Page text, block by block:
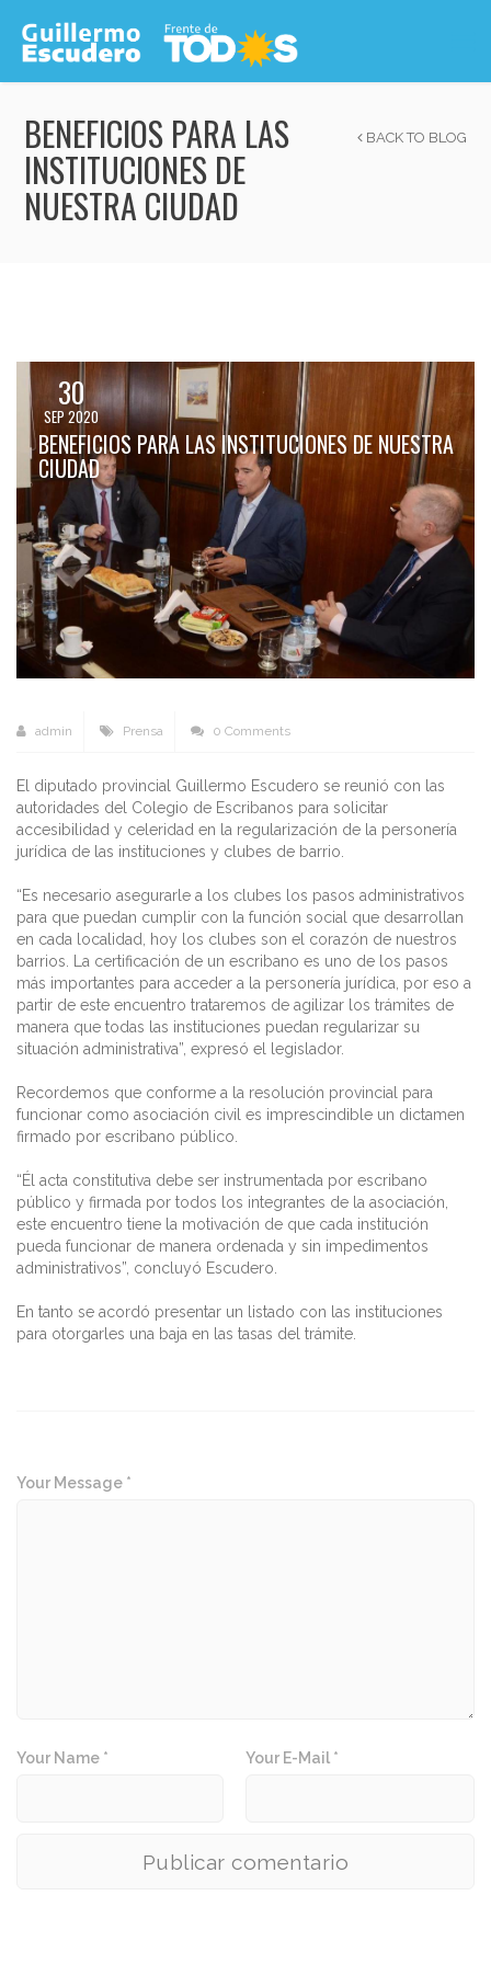
BENEFICIOS PARA LAS
INSTITUCIONES DE
NUESTRA CIUDAD
BACK TO BLOG
30
SEP 2020
BENEFICIOS PARA LAS INSTITUCIONES DE NUESTRA
CIUDAD
admin Prensa 0 Comments
El diputado provincial Guillermo Escudero se reunió con las
autoridades del Colegio de Escribanos para solicitar
accesibilidad y celeridad en la regularización de la personería
jurídica de las instituciones y clubes de barrio.
“Es necesario asegurarle a los clubes los pasos administrativos
para que puedan cumplir con la función social que desarrollan
en cada localidad, hoy los clubes son el corazón de nuestros
barrios. La certificación de un escribano es uno de los pasos
más importantes para acceder a la personería jurídica, por eso a
partir de este encuentro trataremos de agilizar los trámites de
manera que todas las instituciones puedan regularizar su
situación administrativa”, expresó el legislador.
Recordemos que conforme a la resolución provincial para
funcionar como asociación civil es imprescindible un dictamen
firmado por escribano público.
“Él acta constitutiva debe ser instrumentada por escribano
público y firmada por todos los integrantes de la asociación,
este encuentro tiene la motivación de que cada institución
pueda funcionar de manera ordenada y sin impedimentos
administrativos”, concluyó Escudero.
En tanto se acordó presentar un listado con las instituciones
para otorgarles una baja en las tasas del trámite.
Your Message *
Your Name * Your E-Mail *